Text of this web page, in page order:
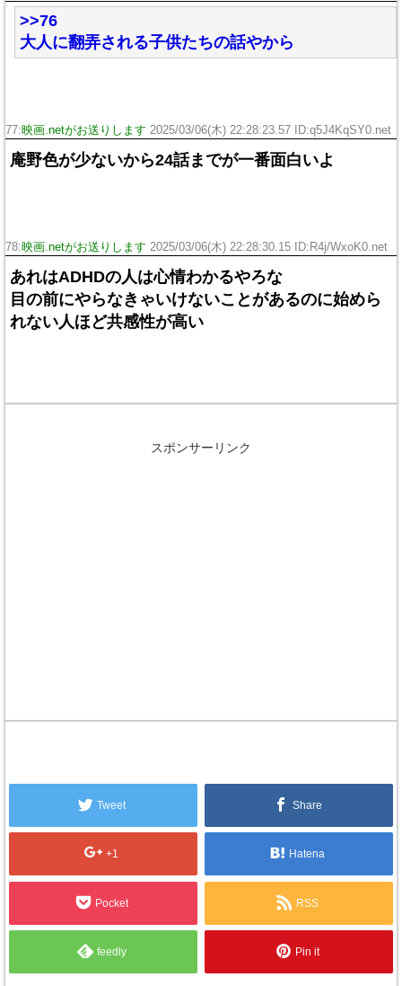
>>76
大人に翻弄される子供たちの話やから
77:映画.netがお送りします 2025/03/06(木) 22:28:23.57 ID:q5J4KqSY0.net
庵野色が少ないから24話までが一番面白いよ
78:映画.netがお送りします 2025/03/06(木) 22:28:30.15 ID:R4j/WxoK0.net
あれはADHDの人は心情わかるやろな
目の前にやらなきゃいけないことがあるのに始めら
れない人ほど共感性が高い
スポンサーリンク
Tweet Share
+1 Hatena
Pocket RSS
feedly Pin it